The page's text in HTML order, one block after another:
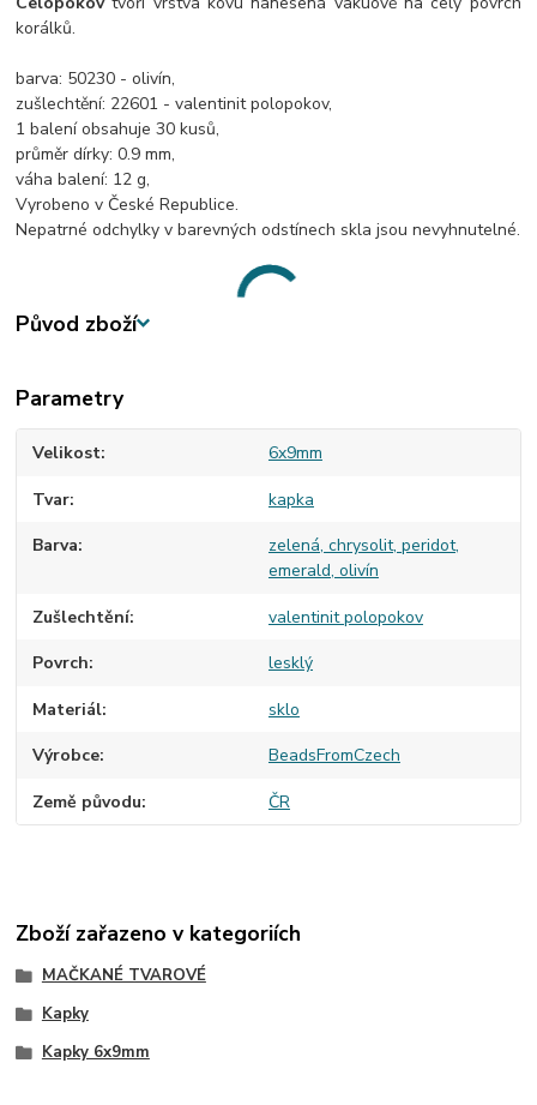
korálků.
barva: 50230 - olivín,
zušlechtění: 22601 - valentinit polopokov,
1 balení obsahuje 30 kusů,
průměr dírky: 0.9 mm,
váha balení: 12 g,
Vyrobeno v České Republice.
Nepatrné odchylky v barevných odstínech skla jsou nevyhnutelné.
Původ zboží
Parametry
Velikost 6x9mm
Tvar kapka
Barva
zelená, chrysolit, peridot,
emerald, olivín
Zušlechtění valentinit polopokov
Povrch lesklý
Materiál sklo
Výrobce BeadsFromCzech
Země původu ČR
Zboží zařazeno v kategoriích
MAČKANÉ TVAROVÉ
Kapky
Kapky 6x9mm